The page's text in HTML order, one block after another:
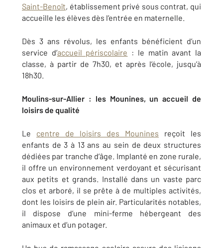
Saint-Benoît, établissement privé sous contrat, qui
accueille les élèves dès l’entrée en maternelle.
Dès 3 ans révolus, les enfants bénéficient d’un
service d’accueil périscolaire : le matin avant la
classe, à partir de 7h30, et après l’école, jusqu’à
18h30.
Moulins-sur-Allier : les Mounines, un accueil de
loisirs de qualité
Le centre de loisirs des Mounines reçoit les
enfants de 3 à 13 ans au sein de deux structures
dédiées par tranche d’âge. Implanté en zone rurale,
il offre un environnement verdoyant et sécurisant
aux petits et grands. Installé dans un vaste parc
clos et arboré, il se prête à de multiples activités,
dont les loisirs de plein air. Particularités notables,
il dispose d’une mini-ferme hébergeant des
animaux et d’un potager.